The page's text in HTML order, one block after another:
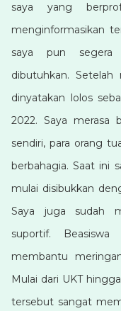
saya yang
menginformasikan
saya pun segera
dibutuhkan. Setelah
dinyatakan lolos
2022. Saya merasa
sendiri, para orang
berbahagia. Saat ini
mulai disibukkan
Saya juga sudah
suportif.
membantu
Mulai dari UKT
tersebut sangat